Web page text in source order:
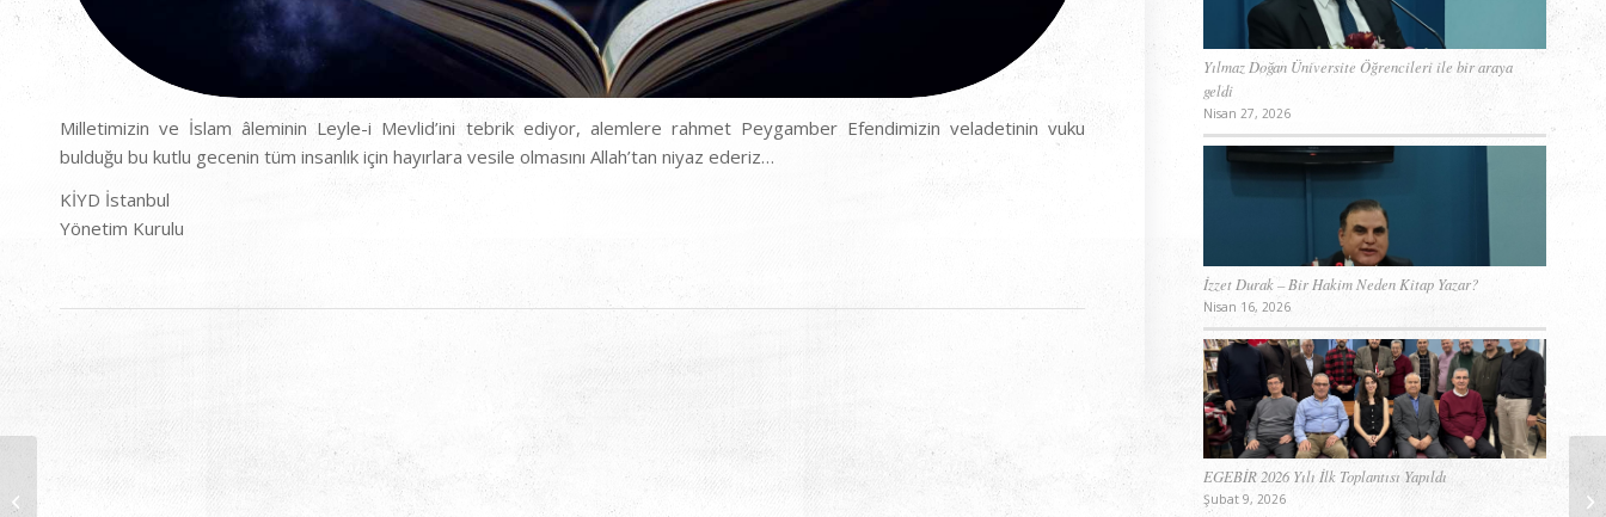
Milletimizin ve İslam âleminin Leyle-i Mevlid’ini tebrik ediyor, alemlere rahmet Peygamber Efendimizin veladetinin vuku
bulduğu bu kutlu gecenin tüm insanlık için hayırlara vesile olmasını Allah’tan niyaz ederiz…
KİYD İstanbul
Yönetim Kurulu
Yılmaz Doğan Üniversite Öğrencileri ile bir araya
geldi
Nisan 27, 2026
İzzet Durak – Bir Hakim Neden Kitap Yazar?
Nisan 16, 2026
EGEBİR 2026 Yılı İlk Toplantısı Yapıldı
Şubat 9, 2026